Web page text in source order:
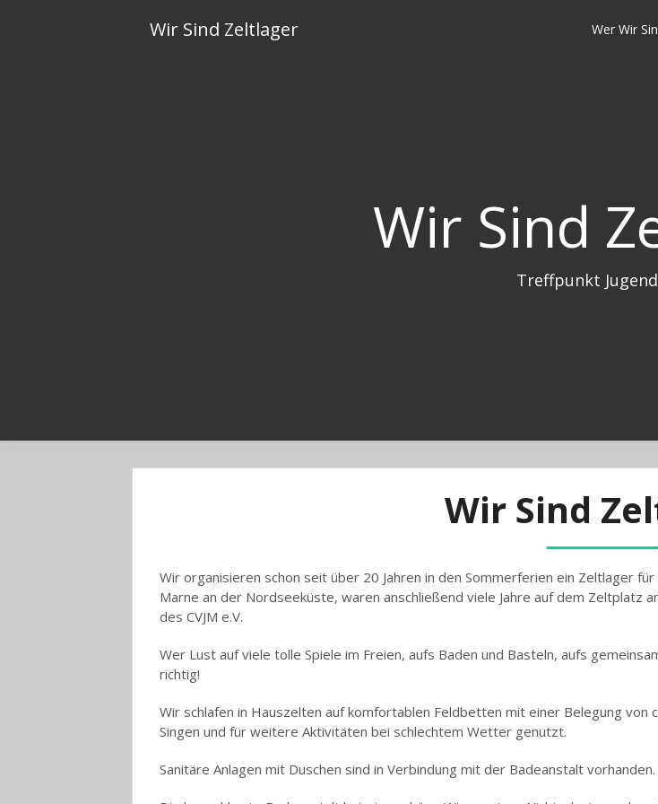
Wir Sind Zeltlager Wer Wir
Wir Sind
Treffpunkt Jugend
Wir Sind
Wir organisieren schon seit über 20 Jahren in den Sommerferien ein Zeltlager
Marne an der Nordseeküste, waren anschließend viele Jahre auf dem Zeltplatz
des CVJM e.V.
Wer Lust auf viele tolle Spiele im Freien, aufs Baden und Basteln, aufs
richtig!
Wir schlafen in Hauszelten auf komfortablen Feldbetten mit einer Belegung von
Singen und für weitere Aktivitäten bei schlechtem Wetter genutzt.
Sanitäre Anlagen mit Duschen sind in Verbindung mit der Badeanstalt vorhanden.